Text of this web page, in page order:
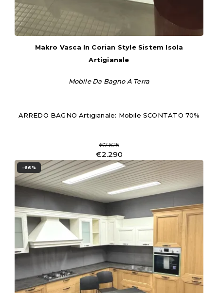
Makro Vasca In Corian Style Sistem Isola
Artigianale
Mobile Da Bagno A Terra
ARREDO BAGNO Artigianale: Mobile SCONTATO 70%
€7.625
€2.290
-66%